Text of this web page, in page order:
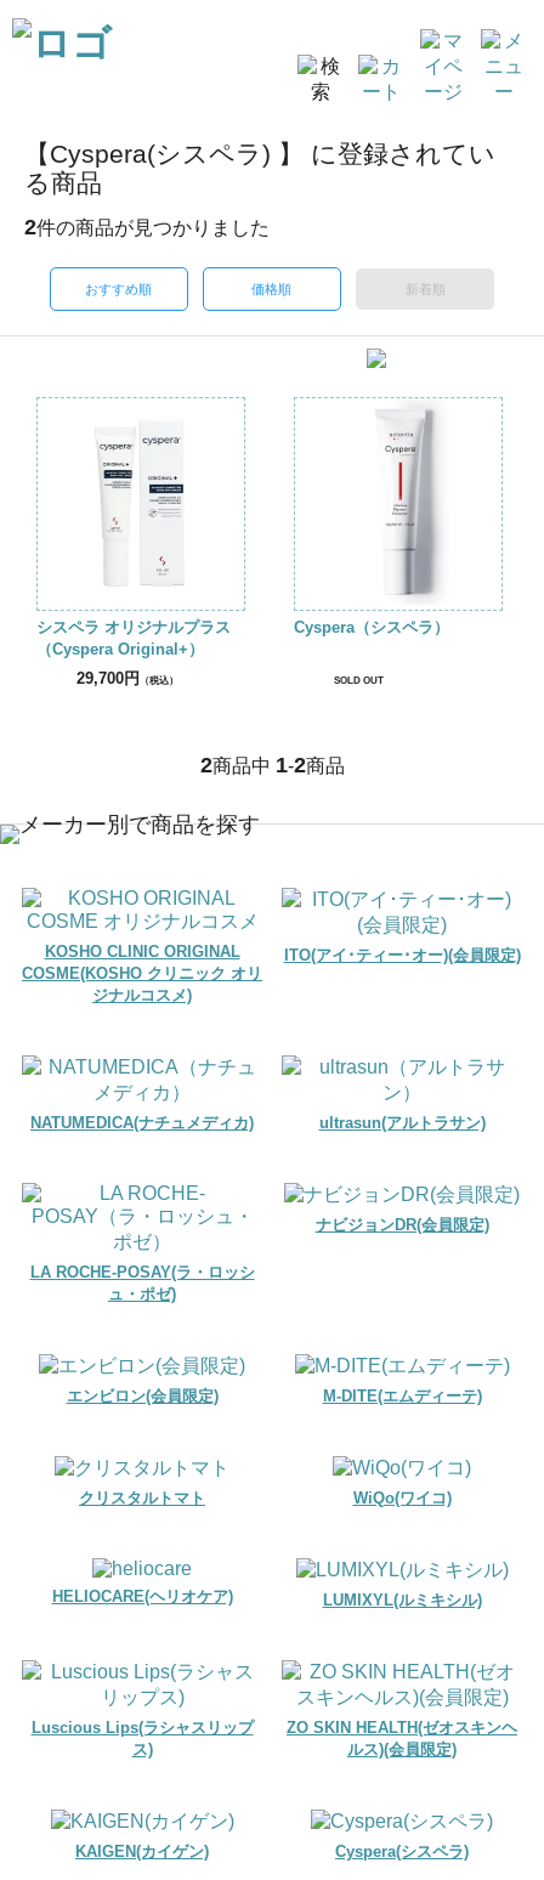
【Cyspera(シスペラ) 】 に登録されてい
る商品
2件の商品が見つかりました
おすすめ順 価格順 新着順
シスペラ オリジナルプラス
（Cyspera Original+）
29,700円
（税込）
Cyspera（シスペラ）
SOLD OUT
2商品中 1-2商品
KOSHO CLINIC ORIGINAL
COSME(KOSHO クリニック オリ
ジナルコスメ)
ITO(アイ･ティー･オー)(会員限定)
NATUMEDICA(ナチュメディカ) ultrasun(アルトラサン)
LA ROCHE-POSAY(ラ・ロッシ
ュ・ポゼ)
ナビジョンDR(会員限定)
エンビロン(会員限定) M-DITE(エムディーテ)
クリスタルトマト WiQo(ワイコ)
HELIOCARE(ヘリオケア) LUMIXYL(ルミキシル)
Luscious Lips(ラシャスリップ
ス)
ZO SKIN HEALTH(ゼオスキンヘ
ルス)(会員限定)
KAIGEN(カイゲン) Cyspera(シスペラ)